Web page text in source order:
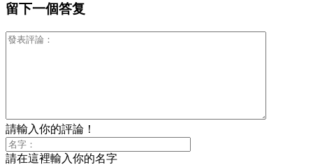
留下一個答复
請輸入你的評論！
請在這裡輸入你的名字